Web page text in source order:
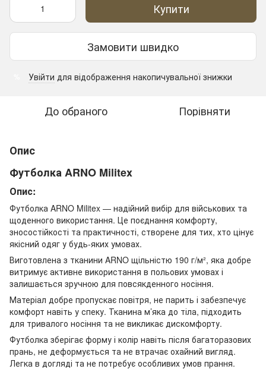
Купити
Замовити швидко
Увійти для відображення накопичувальної знижки
До обраного Порівняти
Опис
Футболка ARNO Militex
Опис:
Футболка ARNO Militex — надійний вибір для військових та
щоденного використання. Це поєднання комфорту,
зносостійкості та практичності, створене для тих, хто цінує
якісний одяг у будь-яких умовах.
Виготовлена з тканини ARNO щільністю 190 г/м², яка добре
витримує активне використання в польових умовах і
залишається зручною для повсякденного носіння.
Матеріал добре пропускає повітря, не парить і забезпечує
комфорт навіть у спеку. Тканина м’яка до тіла, підходить
для тривалого носіння та не викликає дискомфорту.
Футболка зберігає форму і колір навіть після багаторазових
прань, не деформується та не втрачає охайний вигляд.
Легка в догляді та не потребує особливих умов прання.